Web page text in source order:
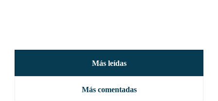
Más leídas
Más comentadas